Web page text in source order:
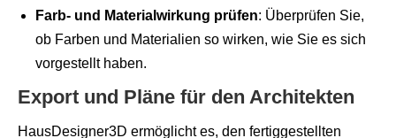
Farb- und Materialwirkung prüfen: Überprüfen Sie,
ob Farben und Materialien so wirken, wie Sie es sich
vorgestellt haben.
Export und Pläne für den Architekten
HausDesigner3D ermöglicht es, den fertiggestellten